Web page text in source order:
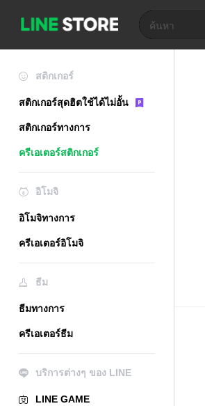
สติกเกอร์
สติกเกอร์สุดฮิตใช้ได้ไม่อั้น
สติกเกอร์ทางการ
ครีเอเตอร์สติกเกอร์
อิโมจิ
อิโมจิทางการ
ครีเอเตอร์อิโมจิ
ธีม
ธีมทางการ
ครีเอเตอร์ธีม
บริการต่างๆ ของ LINE
LINE GAME